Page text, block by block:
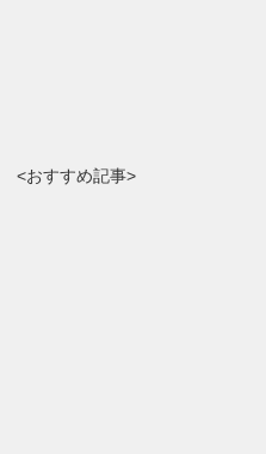
<おすすめ記事>